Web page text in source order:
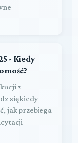
- Kiedy
z
się kiedy
jak przebiega